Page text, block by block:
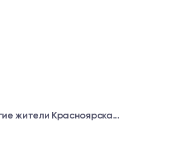
жители Красноярска...